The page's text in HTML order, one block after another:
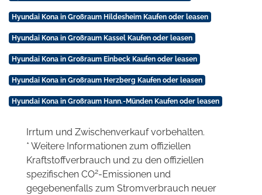
Hyundai Kona in Großraum Hildesheim Kaufen oder leasen
Hyundai Kona in Großraum Kassel Kaufen oder leasen
Hyundai Kona in Großraum Einbeck Kaufen oder leasen
Hyundai Kona in Großraum Herzberg Kaufen oder leasen
Hyundai Kona in Großraum Hann.-Münden Kaufen oder leasen
Irrtum und Zwischenverkauf vorbehalten.
* Weitere Informationen zum offiziellen
Kraftstoffverbrauch und zu den offiziellen
spezifischen CO2-Emissionen und
gegebenenfalls zum Stromverbrauch neuer